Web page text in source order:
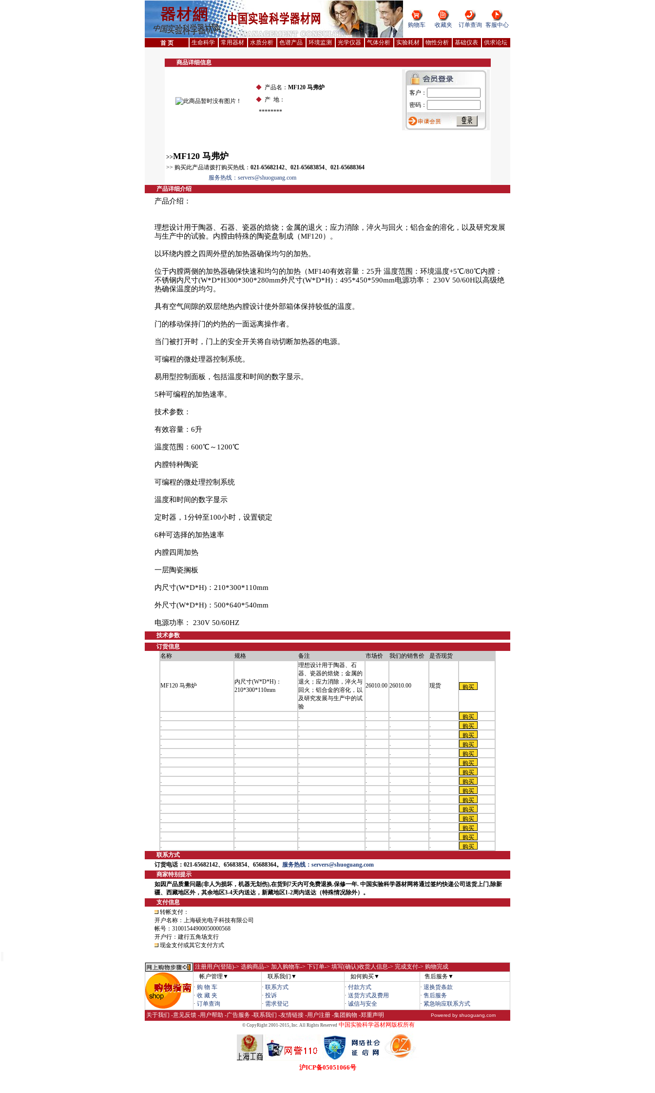
购物车 收藏夹 订单查询 客服中心
首 页 生命科学 常用器材 水质分析 色谱产品 环境监测 光学仪器 气体分析 实验耗材 物性分析 基础仪表 供求论坛
商品详细信息
◆ 产品名： MF120 马弗炉
◆ 产 地：
********
客户：
密码：
>>MF120 马弗炉
>> 购买此产品请拨打购买热线： 021-65682142、021-65683854、021-65688364
服务热线：servers@shuoguang.com
产品详细介绍
产品介绍：
理想设计用于陶器、石器、瓷器的焙烧；金属的退火；应力消除，淬火与回火；铝合金的溶化，以及研究发展
与生产中的试验。内膛由特殊的陶瓷盘制成（MF120）。
以环绕内膛之四周外壁的加热器确保均匀的加热。
位于内膛两侧的加热器确保快速和均匀的加热（MF140有效容量：25升 温度范围：环境温度+5℃/80℃内膛：
不锈钢内尺寸(W*D*H300*300*280mm外尺寸(W*D*H)：495*450*590mm电源功率： 230V 50/60H以高级绝
热确保温度的均匀。
具有空气间隙的双层绝热内膛设计使外部箱体保持较低的温度。
门的移动保持门的灼热的一面远离操作者。
当门被打开时，门上的安全开关将自动切断加热器的电源。
可编程的微处理器控制系统。
易用型控制面板，包括温度和时间的数字显示。
5种可编程的加热速率。
技术参数：
有效容量：6升
温度范围：600℃～1200℃
内膛特种陶瓷
可编程的微处理控制系统
温度和时间的数字显示
定时器，1分钟至100小时，设置锁定
6种可选择的加热速率
内膛四周加热
一层陶瓷搁板
内尺寸(W*D*H)：210*300*110mm
外尺寸(W*D*H)：500*640*540mm
电源功率： 230V 50/60HZ
技术参数
订货信息
名称
规格 备注 市场价 我们的销售价 是否现货
MF120 马弗炉
内尺寸(W*D*H)：
210*300*110mm
理想设计用于陶器、石
器、瓷器的焙烧；金属的
退火；应力消除，淬火与
回火；铝合金的溶化，以
及研究发展与生产中的试
验
26010.00 26010.00 现货
. . . . .
.
.
. . . .
.
.
. . . .
.
.
. . . .
.
.
. . . .
.
.
. . . .
.
.
. . . .
.
.
. . . .
.
.
. . . .
.
.
. . . .
.
.
. . . .
.
.
. . . .
.
.
. . . .
.
.
. . . .
.
.
. . . .
.
联系方式
订货电话：021-65682142、65683854、65688364。 服务热线：servers@shuoguang.com
商家特别提示
如因产品质量问题(非人为损坏，机器无划伤),在货到7天内可免费退换.保修一年. 中国实验科学器材网将通过签约快递公司送货上门,除新
疆、西藏地区外，其余地区3-4天内送达，新藏地区1-2周内送达（特殊情况除外）。
支付信息
转帐支付：
开户名称：上海硕光电子科技有限公司
帐号：31001544900050000568
开户行：建行五角场支行
现金支付或其它支付方式
注册用户(登陆)-> 选购商品-> 加入购物车-> 下订单-> 填写(确认)收货人信息-> 完成支付-> 购物完成
帐户管理▼
联系我们▼ 如何购买▼
售后服务▼
· 购 物 车
· 收 藏 夹
· 订单查询
· 联系方式
· 投诉
· 需求登记
· 付款方式
· 送货方式及费用
· 诚信与安全
· 退换货条款
· 售后服务
· 紧急响应联系方式
关于我们 -意见反馈 -用户帮助 -广告服务 -联系我们 -友情链接 -用户注册 -集团购物 -郑重声明 Powered by shuoguang.com
© CopyRight 2001-2015,Inc. All Rights Reserved 中国实验科学器材网版权所有
沪ICP备05051066号